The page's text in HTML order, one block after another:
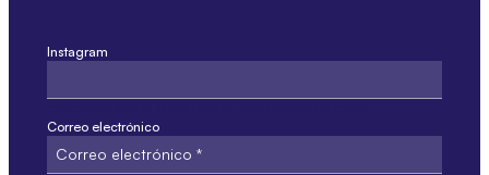
Instagram
Correo electrónico